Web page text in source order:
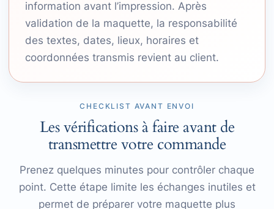
information avant l’impression. Après
validation de la maquette, la responsabilité
des textes, dates, lieux, horaires et
coordonnées transmis revient au client.
CHECKLIST AVANT ENVOI
Les vérifications à faire avant de
transmettre votre commande
Prenez quelques minutes pour contrôler chaque
point. Cette étape limite les échanges inutiles et
permet de préparer votre maquette plus